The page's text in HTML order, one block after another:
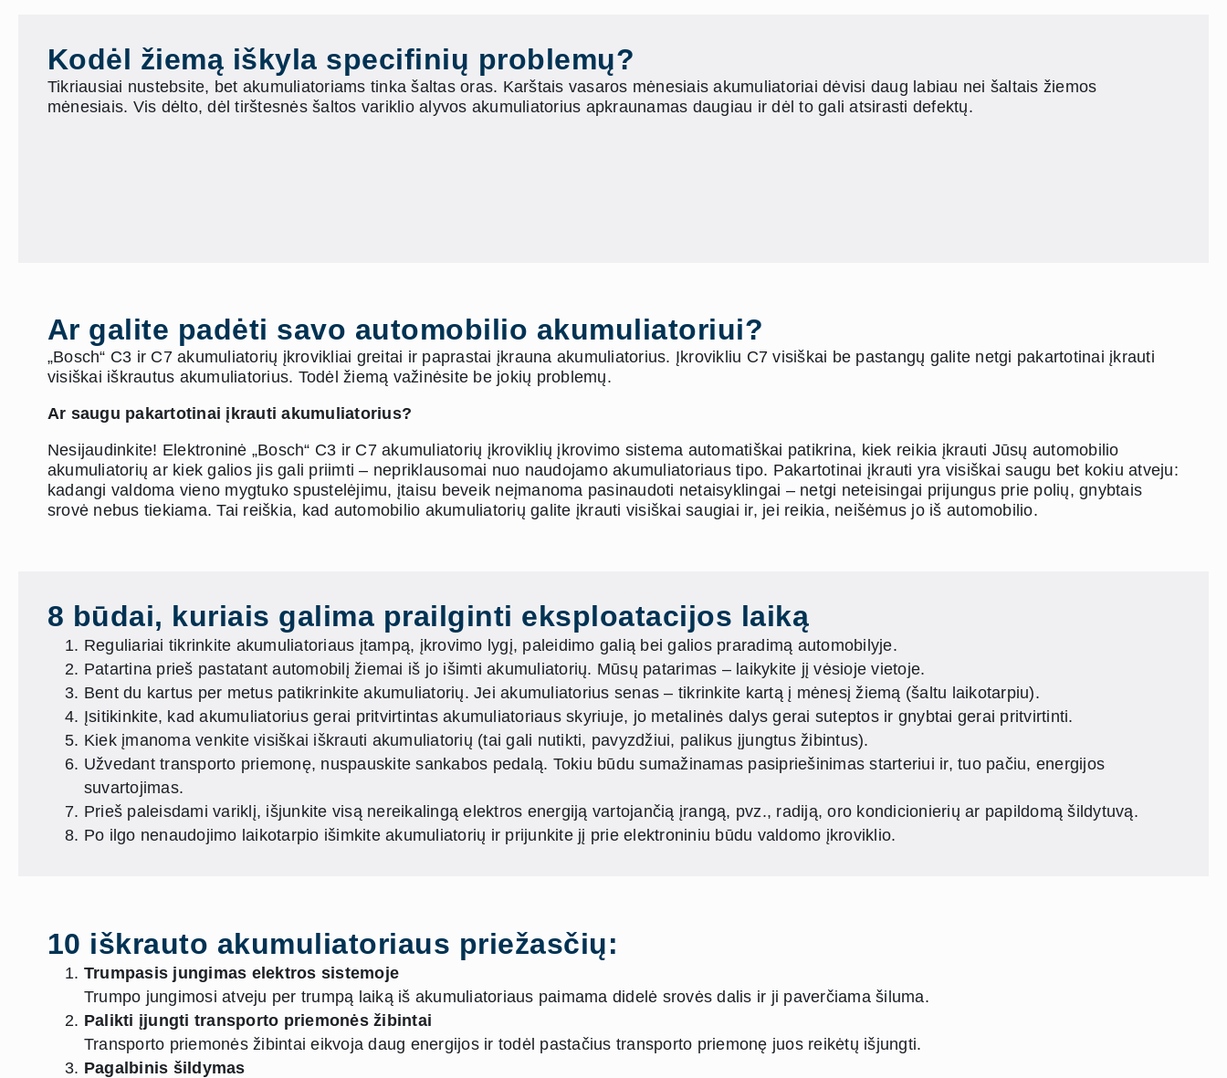
Kodėl žiemą iškyla specifinių problemų?
Tikriausiai nustebsite, bet akumuliatoriams tinka šaltas oras. Karštais vasaros mėnesiais akumuliatoriai dėvisi daug labiau nei šaltais žiemos
mėnesiais. Vis dėlto, dėl tirštesnės šaltos variklio alyvos akumuliatorius apkraunamas daugiau ir dėl to gali atsirasti defektų.
Ar galite padėti savo automobilio akumuliatoriui?
„Bosch“ C3 ir C7 akumuliatorių įkrovikliai greitai ir paprastai įkrauna akumuliatorius. Įkrovikliu C7 visiškai be pastangų galite netgi pakartotinai įkrauti
visiškai iškrautus akumuliatorius. Todėl žiemą važinėsite be jokių problemų.
Ar saugu pakartotinai įkrauti akumuliatorius?
Nesijaudinkite! Elektroninė „Bosch“ C3 ir C7 akumuliatorių įkroviklių įkrovimo sistema automatiškai patikrina, kiek reikia įkrauti Jūsų automobilio
akumuliatorių ar kiek galios jis gali priimti – nepriklausomai nuo naudojamo akumuliatoriaus tipo. Pakartotinai įkrauti yra visiškai saugu bet kokiu atveju:
kadangi valdoma vieno mygtuko spustelėjimu, įtaisu beveik neįmanoma pasinaudoti netaisyklingai – netgi neteisingai prijungus prie polių, gnybtais
srovė nebus tiekiama. Tai reiškia, kad automobilio akumuliatorių galite įkrauti visiškai saugiai ir, jei reikia, neišėmus jo iš automobilio.
8 būdai, kuriais galima prailginti eksploatacijos laiką
Reguliariai tikrinkite akumuliatoriaus įtampą, įkrovimo lygį, paleidimo galią bei galios praradimą automobilyje.
Patartina prieš pastatant automobilį žiemai iš jo išimti akumuliatorių. Mūsų patarimas – laikykite jį vėsioje vietoje.
Bent du kartus per metus patikrinkite akumuliatorių. Jei akumuliatorius senas – tikrinkite kartą į mėnesį žiemą (šaltu laikotarpiu).
Įsitikinkite, kad akumuliatorius gerai pritvirtintas akumuliatoriaus skyriuje, jo metalinės dalys gerai suteptos ir gnybtai gerai pritvirtinti.
Kiek įmanoma venkite visiškai iškrauti akumuliatorių (tai gali nutikti, pavyzdžiui, palikus įjungtus žibintus).
Užvedant transporto priemonę, nuspauskite sankabos pedalą. Tokiu būdu sumažinamas pasipriešinimas starteriui ir, tuo pačiu, energijos
suvartojimas.
Prieš paleisdami variklį, išjunkite visą nereikalingą elektros energiją vartojančią įrangą, pvz., radiją, oro kondicionierių ar papildomą šildytuvą.
Po ilgo nenaudojimo laikotarpio išimkite akumuliatorių ir prijunkite jį prie elektroniniu būdu valdomo įkroviklio.
10 iškrauto akumuliatoriaus priežasčių:
Trumpasis jungimas elektros sistemoje
Trumpo jungimosi atveju per trumpą laiką iš akumuliatoriaus paimama didelė srovės dalis ir ji paverčiama šiluma.
Palikti įjungti transporto priemonės žibintai
Transporto priemonės žibintai eikvoja daug energijos ir todėl pastačius transporto priemonę juos reikėtų išjungti.
Pagalbinis šildymas